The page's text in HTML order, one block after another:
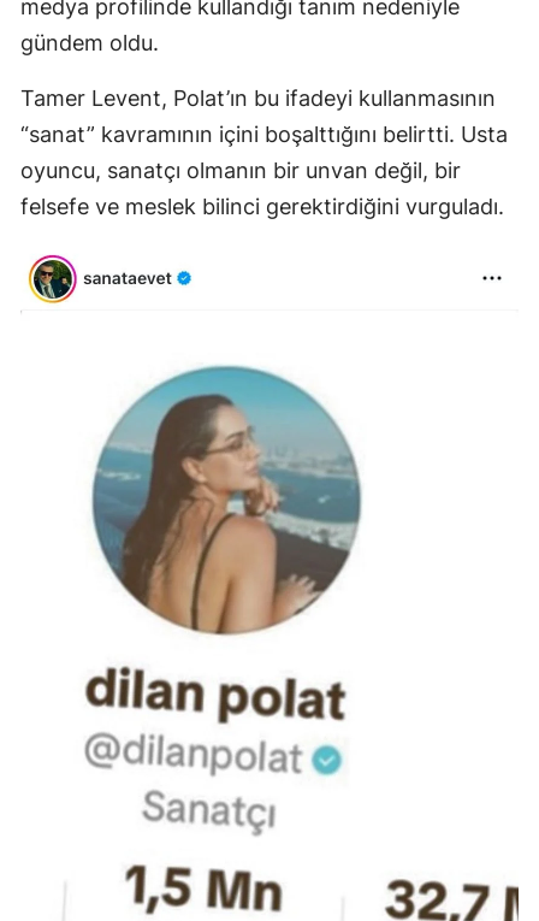
medya profilinde kullandığı tanım nedeniyle
gündem oldu.
Tamer Levent, Polat’ın bu ifadeyi kullanmasının
“sanat” kavramının içini boşalttığını belirtti. Usta
oyuncu, sanatçı olmanın bir unvan değil, bir
felsefe ve meslek bilinci gerektirdiğini vurguladı.